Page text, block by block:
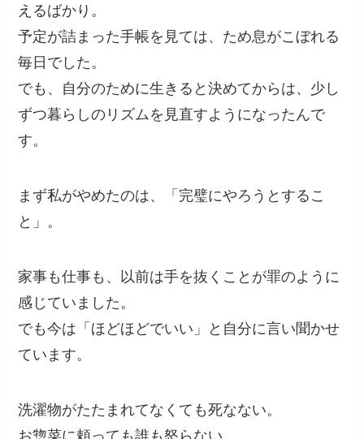
えるばかり。
予定が詰まった手帳を見ては、ため息がこぼれる
毎日でした。
でも、自分のために生きると決めてからは、少し
ずつ暮らしのリズムを見直すようになったんで
す。
まず私がやめたのは、「完璧にやろうとするこ
と」。
家事も仕事も、以前は手を抜くことが罪のように
感じていました。
でも今は「ほどほどでいい」と自分に言い聞かせ
ています。
洗濯物がたたまれてなくても死なない。
お惣菜に頼っても誰も怒らない。